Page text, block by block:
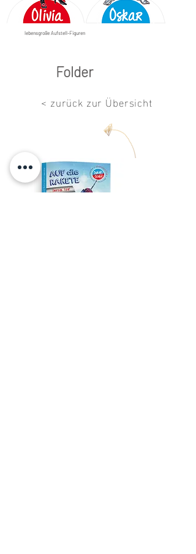
lebensgroße Aufstell-Figuren
Folder
< zurück zur Übersicht